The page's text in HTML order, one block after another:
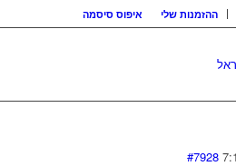
ההזמנות שלי איפוס סיסמה
#7928